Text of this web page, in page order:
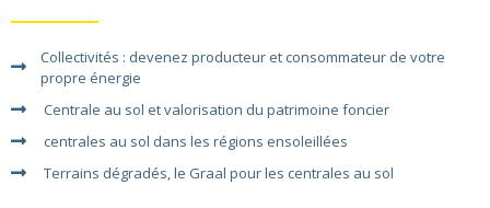
Collectivités : devenez producteur et consommateur de votre
propre énergie
Centrale au sol et valorisation du patrimoine foncier
centrales au sol dans les régions ensoleillées
Terrains dégradés, le Graal pour les centrales au sol